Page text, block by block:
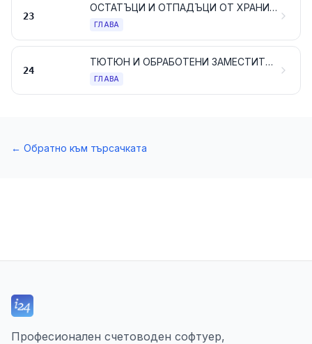
23
ОСТАТЪЦИ И ОТПАДЪЦИ ОТ ХРАНИТЕЛНАТА ПРОМИШЛЕНОСТ; ПРИГОТВЕНИ ХРАНИ ЗА ЖИВОТНИ
ГЛАВА
24
ТЮТЮН И ОБРАБОТЕНИ ЗАМЕСТИТЕЛИ НА ТЮТЮНА; ПРОДУКТИ, ДОРИ СЪДЪРЖАЩИ НИКОТИН, ПРЕДНАЗНАЧЕНИ ЗА ВДИШВАНЕ БЕЗ ГОРЕНЕ НА ПРОДУКТИТЕ; ДРУГИ ПРОДУКТИ, СЪДЪРЖАЩИ НИКОТИН, ПРЕДНАЗНАЧЕНИ ЗА ВЪВЕЖДАНЕ НА НИКОТИН В ЧОВЕШКОТО ТЯЛО
ГЛАВА
← Обратно към търсачката
Професионален счетоводен софтуер,